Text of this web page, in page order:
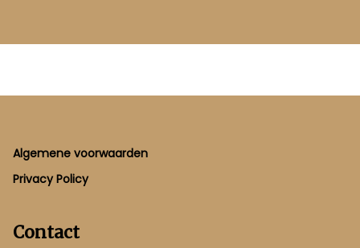
Footer
Algemene voorwaarden
Privacy Policy
Contact